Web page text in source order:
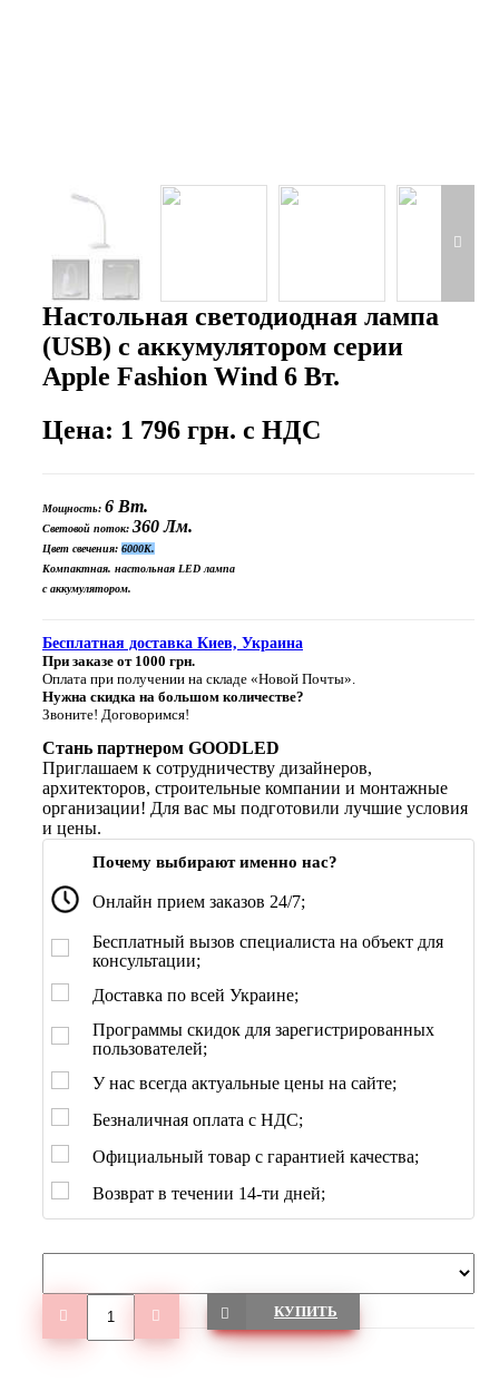
Настольная светодиодная лампа
(USB) с аккумулятором серии
Apple Fashion Wind 6 Вт.
Цена: 1 796 грн. с НДС
Мощность: 6 Вт.
Световой поток: 360 Лм.
Цвет свечения: 6000K.
Компактная. настольная LED лампа
с аккумулятором.
Бесплатная доставка Киев, Украина
При заказе от 1000 грн.
Оплата при получении на складе «Новой Почты».
Нужна скидка на большом количестве?
Звоните! Договоримся!
Стань партнером GOODLED
Приглашаем к сотрудничеству дизайнеров,
архитекторов, строительные компании и монтажные
организации! Для вас мы подготовили лучшие условия
и цены.
Почему выбирают именно нас?
Онлайн прием заказов 24/7;
Бесплатный вызов специалиста на объект для
консультации;
Доставка по всей Украине;
Программы скидок для зарегистрированных
пользователей;
У нас всегда актуальные цены на сайте;
Безналичная оплата с НДС;
Официальный товар с гарантией качества;
Возврат в течении 14-ти дней;
КУПИТЬ